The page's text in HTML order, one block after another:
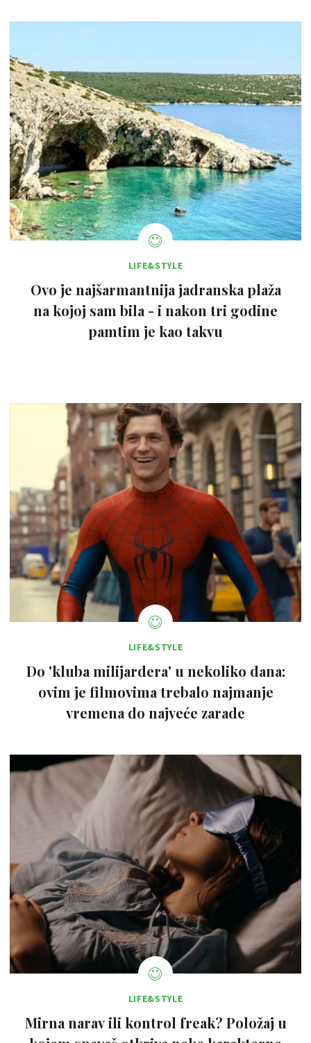
LIFE&STYLE
Ovo je najšarmantnija jadranska plaža
na kojoj sam bila - i nakon tri godine
pamtim je kao takvu
LIFE&STYLE
Do 'kluba milijardera' u nekoliko dana:
ovim je filmovima trebalo najmanje
vremena do najveće zarade
LIFE&STYLE
Mirna narav ili kontrol freak? Položaj u